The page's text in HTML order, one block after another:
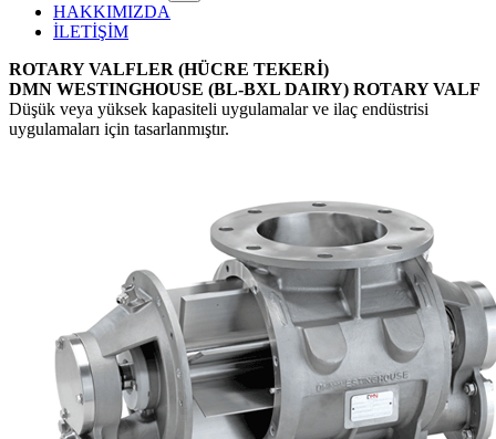
HAKKIMIZDA
İLETİŞİM
ROTARY VALFLER (HÜCRE TEKERİ)
DMN WESTINGHOUSE (BL-BXL DAIRY) ROTARY VALF
Düşük veya yüksek kapasiteli uygulamalar ve ilaç endüstrisi
uygulamaları için tasarlanmıştır.